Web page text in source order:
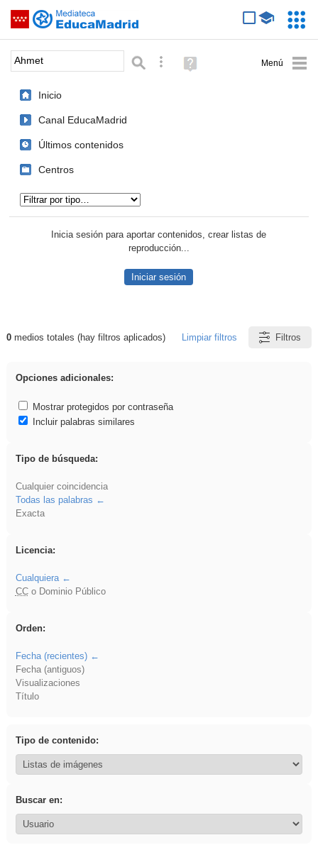
Saltar navegación
Palabra o frase: Búsqueda avanzada
Ayuda
(en
Inicio
Canal EducaMadrid
Últimos contenidos
Centros
Inicia sesión para aportar contenidos, crear listas de
reproducción...
Iniciar sesión
Resultados de: Ahmet
0medios totales (hay filtros aplicados) Limpiar filtros Filtros
Opciones adicionales:
Mostrar protegidos por contraseña
Incluir palabras similares
Tipo de búsqueda:
Cualquier coincidencia
Todas las palabras
Exacta
Licencia:
Cualquiera
CCo Dominio Público
Orden:
Fecha (recientes)
Fecha (antiguos)
Visualizaciones
Título
Tipo de contenido:
Buscar en: